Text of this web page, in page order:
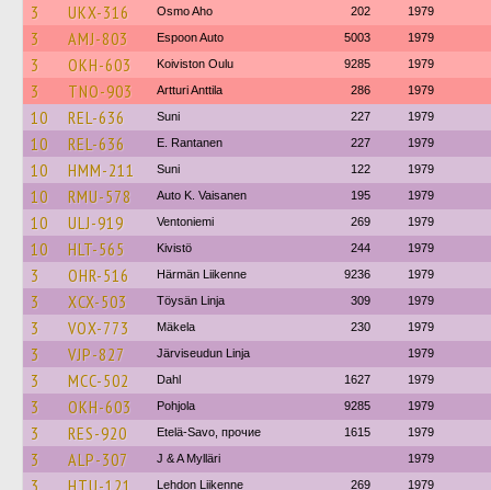
3 UKX-316 Osmo Aho 202 1979
3 AMJ-803 Espoon Auto 5003 1979
3 OKH-603 Koiviston Oulu 9285 1979
3 TNO-903 Artturi Anttila 286 1979
10 REL-636 Suni 227 1979
10 REL-636 E. Rantanen 227 1979
10 HMM-211 Suni 122 1979
10 RMU-578 Auto K. Vaisanen 195 1979
10 ULJ-919 Ventoniemi 269 1979
10 HLT-565 Kivistö 244 1979
3 OHR-516 Härmän Liikenne 9236 1979
3 XCX-503 Töysän Linja 309 1979
3 VOX-773 Mäkela 230 1979
3 VJP-827 Järviseudun Linja 1979
3 MCC-502 Dahl 1627 1979
3 OKH-603 Pohjola 9285 1979
3 RES-920 Etelä-Savo, прочие 1615 1979
3 ALP-307 J & A Mylläri 1979
3 HTU-121 Lehdon Liikenne 269 1979